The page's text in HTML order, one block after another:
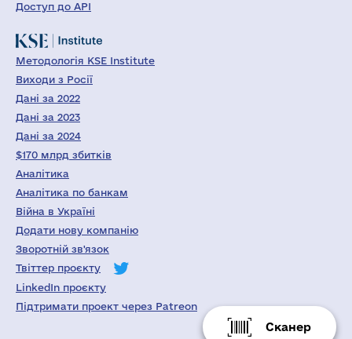
Сканер
Доступ до API
Методологія KSE Institute
Виходи з Росії
Дані за 2022
Дані за 2023
Дані за 2024
$170 млрд збитків
Аналітика
Аналітика по банкам
Війна в Україні
Додати нову компанію
Зворотній зв'язок
Твіттер проєкту
LinkedIn проєкту
Підтримати проект через Patreon